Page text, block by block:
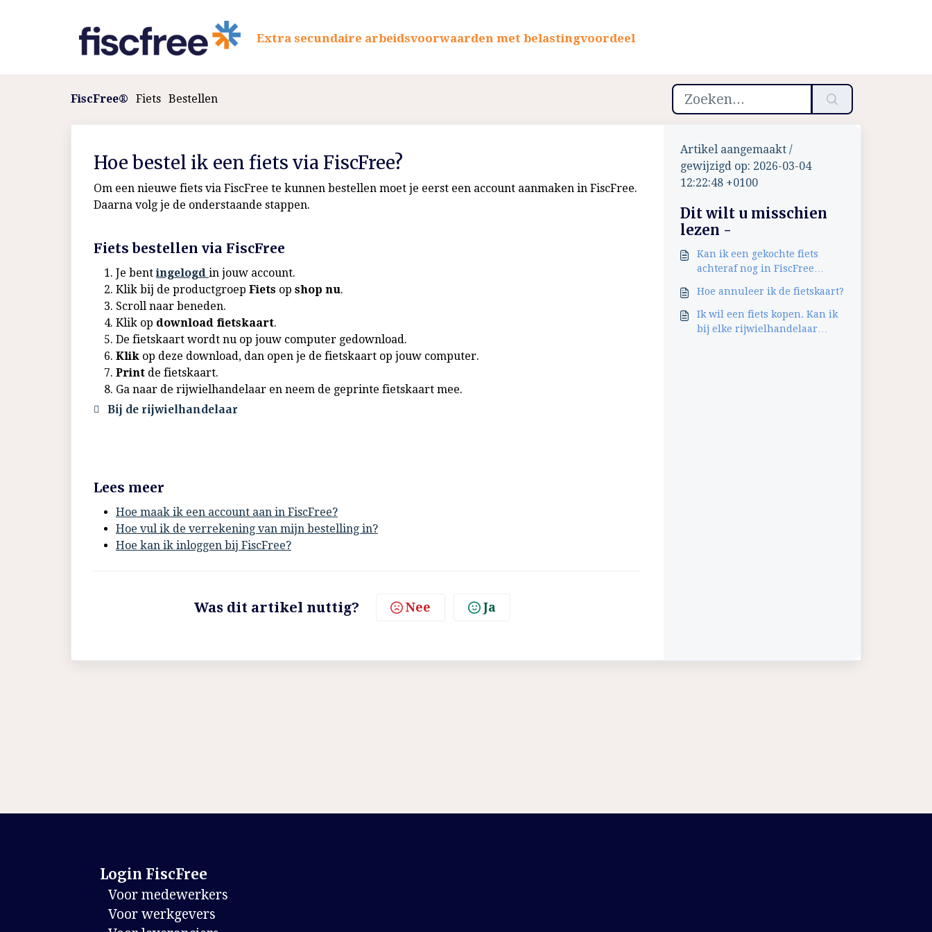
Extra secundaire arbeidsvoorwaarden met belastingvoordeel
FiscFree® Fiets Bestellen
Hoe bestel ik een fiets via FiscFree?
Om een nieuwe fiets via FiscFree te kunnen bestellen moet je eerst een account aanmaken in FiscFree.
Daarna volg je de onderstaande stappen.
Fiets bestellen via FiscFree
Je bent ingelogd in jouw account.
Klik bij de productgroep Fiets op shop nu.
Scroll naar beneden.
Klik op download fietskaart.
De fietskaart wordt nu op jouw computer gedownload.
Klik op deze download, dan open je de fietskaart op jouw computer.
Print de fietskaart.
Ga naar de rijwielhandelaar en neem de geprinte fietskaart mee.
Bij de rijwielhandelaar
Lees meer
Hoe maak ik een account aan in FiscFree?
Hoe vul ik de verrekening van mijn bestelling in?
Hoe kan ik inloggen bij FiscFree?
Was dit artikel nuttig? Nee Ja
Artikel aangemaakt /
gewijzigd op: 2026-03-04
12:22:48 +0100
Dit wilt u misschien
lezen -
Kan ik een gekochte fiets
achteraf nog in FiscFree
Hoe annuleer ik de fietskaart?
Ik wil een fiets kopen. Kan ik
bij elke rijwielhandelaar
Login FiscFree
Voor medewerkers
Voor werkgevers